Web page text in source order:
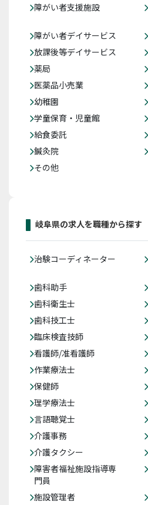
障がい者支援施設
障がい者デイサービス
放課後等デイサービス
薬局
医薬品小売業
幼稚園
学童保育・児童館
給食委託
鍼灸院
その他
岐阜県の求人を職種から探す
治験コーディネーター
歯科助手
歯科衛生士
歯科技工士
臨床検査技師
看護師/准看護師
作業療法士
保健師
理学療法士
言語聴覚士
介護事務
介護タクシー
障害者福祉施設指導専
門員
施設管理者